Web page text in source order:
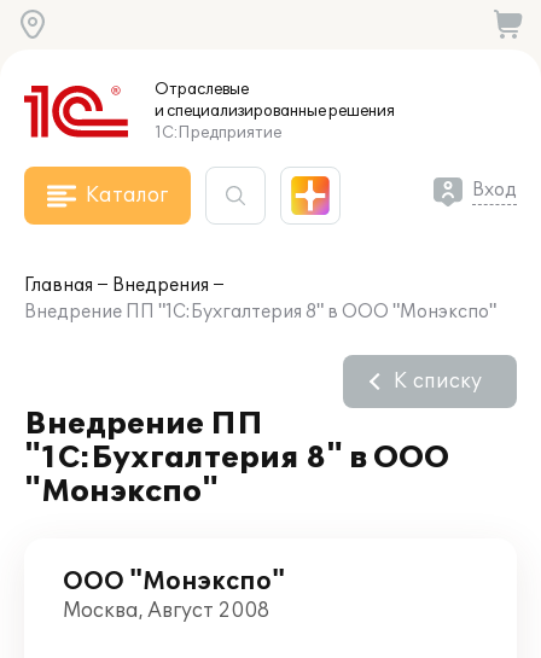
Отраслевые
и специализированныерешения
1С:Предприятие
Каталог Вход
Главная
Внедрения
Внедрение ПП "1С:Бухгалтерия 8" в ООО "Монэкспо"
Внедрение ПП
"1С:Бухгалтерия 8" в ООО
"Монэкспо"
К списку
ООО "Монэкспо"
Москва, Август 2008